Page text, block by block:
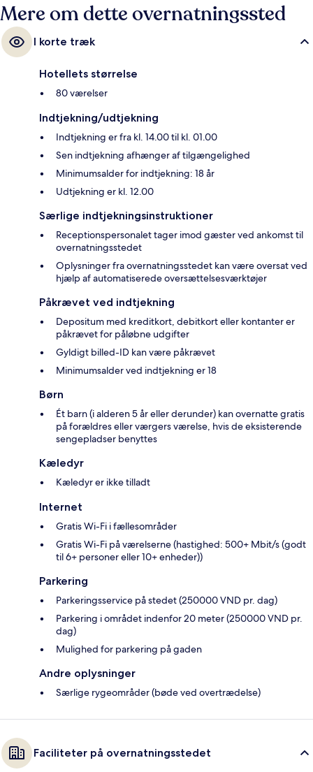
Mere om dette overnatningssted
I korte træk
Hotellets størrelse
80 værelser
Indtjekning/udtjekning
Indtjekning er fra kl. 14.00 til kl. 01.00
Sen indtjekning afhænger af tilgængelighed
Minimumsalder for indtjekning: 18 år
Udtjekning er kl. 12.00
Særlige indtjekningsinstruktioner
Receptionspersonalet tager imod gæster ved ankomst til
overnatningsstedet
Oplysninger fra overnatningsstedet kan være oversat ved
hjælp af automatiserede oversættelsesværktøjer
Påkrævet ved indtjekning
Depositum med kreditkort, debitkort eller kontanter er
påkrævet for påløbne udgifter
Gyldigt billed-ID kan være påkrævet
Minimumsalder ved indtjekning er 18
Børn
Ét barn (i alderen 5 år eller derunder) kan overnatte gratis
på forældres eller værgers værelse, hvis de eksisterende
sengepladser benyttes
Kæledyr
Kæledyr er ikke tilladt
Internet
Gratis Wi-Fi i fællesområder
Gratis Wi-Fi på værelserne (hastighed: 500+ Mbit/s (godt
til 6+ personer eller 10+ enheder))
Parkering
Parkeringsservice på stedet (250000 VND pr. dag)
Parkering i området indenfor 20 meter (250000 VND pr.
dag)
Mulighed for parkering på gaden
Andre oplysninger
Særlige rygeområder (bøde ved overtrædelse)
Faciliteter på overnatningsstedet